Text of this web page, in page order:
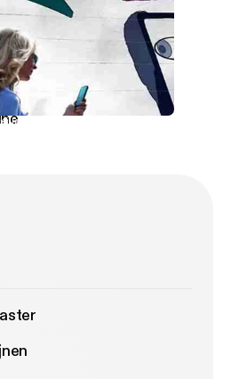
Staying anonymous online
Staying
Staying